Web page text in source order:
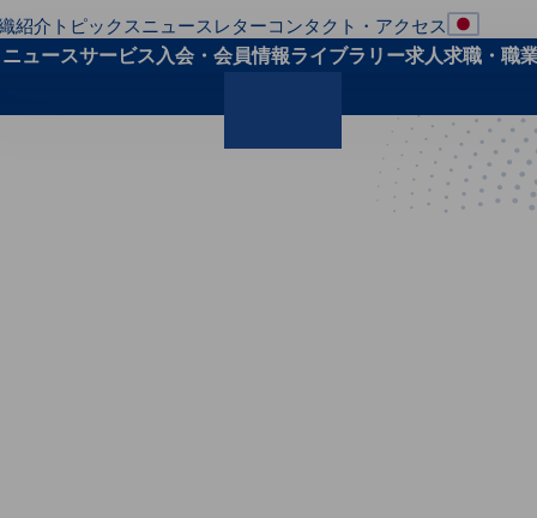
紹介 トピックスニュースレターコンタクト・アクセス
地域の
ニュースサービス入会・会員情報ライブラリー求人求職・職